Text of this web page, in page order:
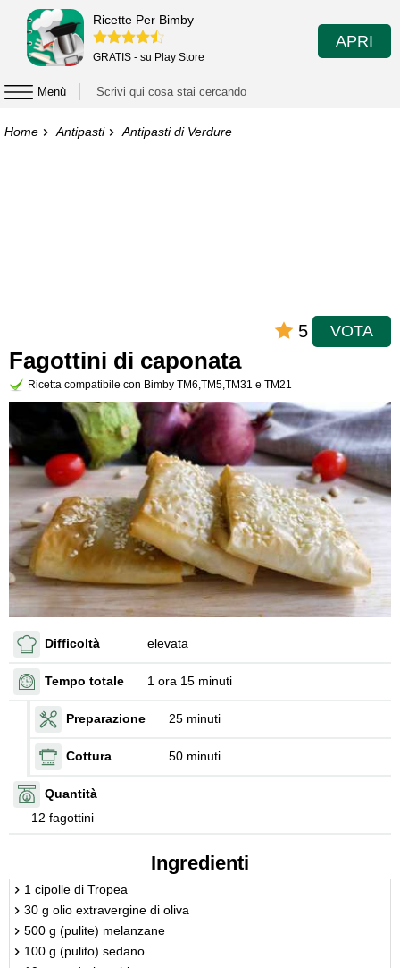
Ricette Per Bimby
GRATIS - su Play Store
APRI
Menù
Home Antipasti Antipasti di Verdure
5 VOTA
Fagottini di caponata
Ricetta compatibile con Bimby TM6,TM5,TM31 e TM21
Difficoltà elevata
Tempo totale 1 ora 15 minuti
Preparazione 25 minuti
Cottura 50 minuti
Quantità
12 fagottini
Ingredienti
1 cipolle di Tropea
30 g olio extravergine di oliva
500 g (pulite) melanzane
100 g (pulito) sedano